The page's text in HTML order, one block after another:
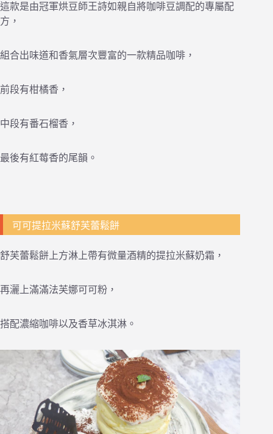
這款是由冠軍烘豆師王詩如親自將咖啡豆調配的專屬配
方，
組合出味道和香氣層次豐富的一款精品咖啡，
前段有柑橘香，
中段有番石榴香，
最後有紅莓香的尾韻。
可可提拉米蘇舒芙蕾鬆餅
舒芙蕾鬆餅上方淋上帶有微量酒精的提拉米蘇奶霜，
再灑上滿滿法芙娜可可粉，
搭配濃縮咖啡以及香草冰淇淋。